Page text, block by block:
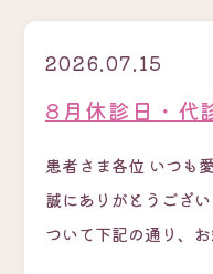
2026.07.15
8月休診日・代
患者さま各位 いつも
誠にありがとうござ
ついて下記の通り、